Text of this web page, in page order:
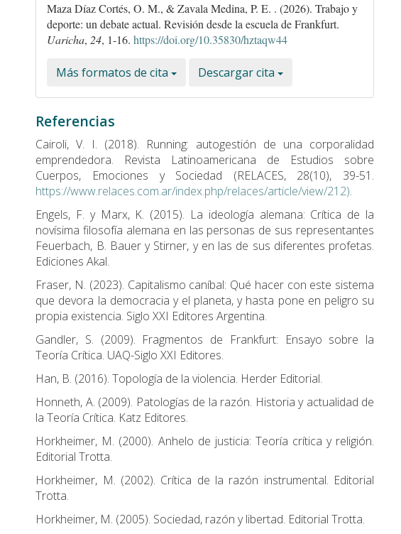
Maza Díaz Cortés, O. M., & Zavala Medina, P. E. . (2026). Trabajo y
deporte: un debate actual. Revisión desde la escuela de Frankfurt.
Uaricha, 24, 1-16.https://doi.org/10.35830/hztaqw44
Más formatos de cita Descargar cita
Referencias
Cairoli, V. I. (2018). Running: autogestión de una corporalidad
emprendedora. Revista Latinoamericana de Estudios sobre
Cuerpos, Emociones y Sociedad (RELACES, 28(10), 39-51.
https://www.relaces.com.ar/index.php/relaces/article/view/212).
Engels, F. y Marx, K. (2015). La ideología alemana: Crítica de la
novísima filosofía alemana en las personas de sus representantes
Feuerbach, B. Bauer y Stirner, y en las de sus diferentes profetas.
Ediciones Akal.
Fraser, N. (2023). Capitalismo caníbal: Qué hacer con este sistema
que devora la democracia y el planeta, y hasta pone en peligro su
propia existencia. Siglo XXI Editores Argentina.
Gandler, S. (2009). Fragmentos de Frankfurt: Ensayo sobre la
Teoría Crítica. UAQ-Siglo XXI Editores.
Han, B. (2016). Topología de la violencia. Herder Editorial.
Honneth, A. (2009). Patologías de la razón. Historia y actualidad de
la Teoría Crítica. Katz Editores.
Horkheimer, M. (2000). Anhelo de justicia: Teoría crítica y religión.
Editorial Trotta.
Horkheimer, M. (2002). Crítica de la razón instrumental. Editorial
Trotta.
Horkheimer, M. (2005). Sociedad, razón y libertad. Editorial Trotta.